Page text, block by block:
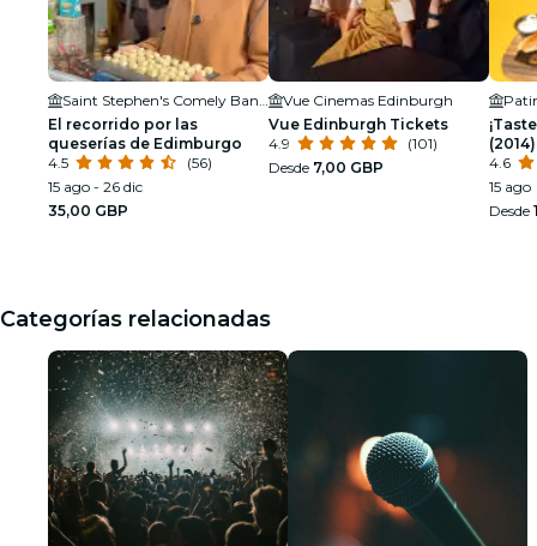
El recorrido por las
queserías de Edimburgo
4.5
(56)
15 ago - 26 dic
35,00 GBP
Vue Cinemas Edinburgh
Vue Edinburgh Tickets
4.9
(101)
Desde 7,00 GBP
4.6
15 ago
Desde
Categorías relacionadas